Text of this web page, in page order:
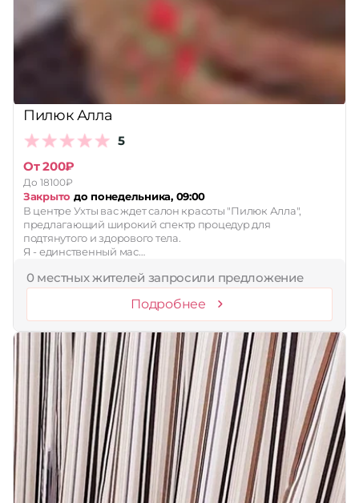
Пилюк Алла
5
От 200₽
До 18100₽
Закрыто до понедельника, 09:00
В центре Ухты вас ждет салон красоты "Пилюк Алла",
предлагающий широкий спектр процедур для
подтянутого и здорового тела.
Я - единственный мас…
0 местных жителей запросили предложение
Подробнее